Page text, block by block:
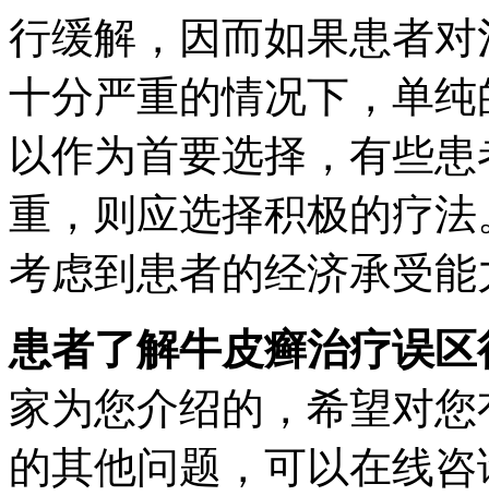
行缓解，因而如果患者
十分严重的情况下，单
以作为首要选择，有些
重，则应选择积极的疗
考虑到患者的经济承受能
患者了解牛皮癣治疗误
家为您介绍的，希望对
的其他问题，可以在线